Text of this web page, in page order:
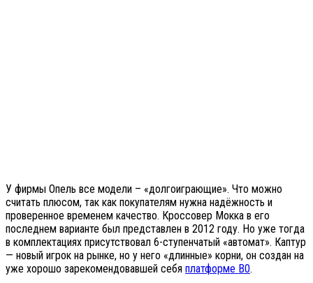
У фирмы Опель все модели – «долгоиграющие». Что можно
считать плюсом, так как покупателям нужна надёжность и
проверенное временем качество. Кроссовер Мокка в его
последнем варианте был представлен в 2012 году. Но уже тогда
в комплектациях присутствовал 6-ступенчатый «автомат». Каптур
— новый игрок на рынке, но у него «длинные» корни, он создан на
уже хорошо зарекомендовавшей себя платформе B0.